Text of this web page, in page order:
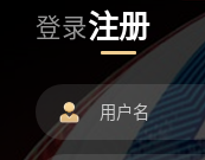
登录注册